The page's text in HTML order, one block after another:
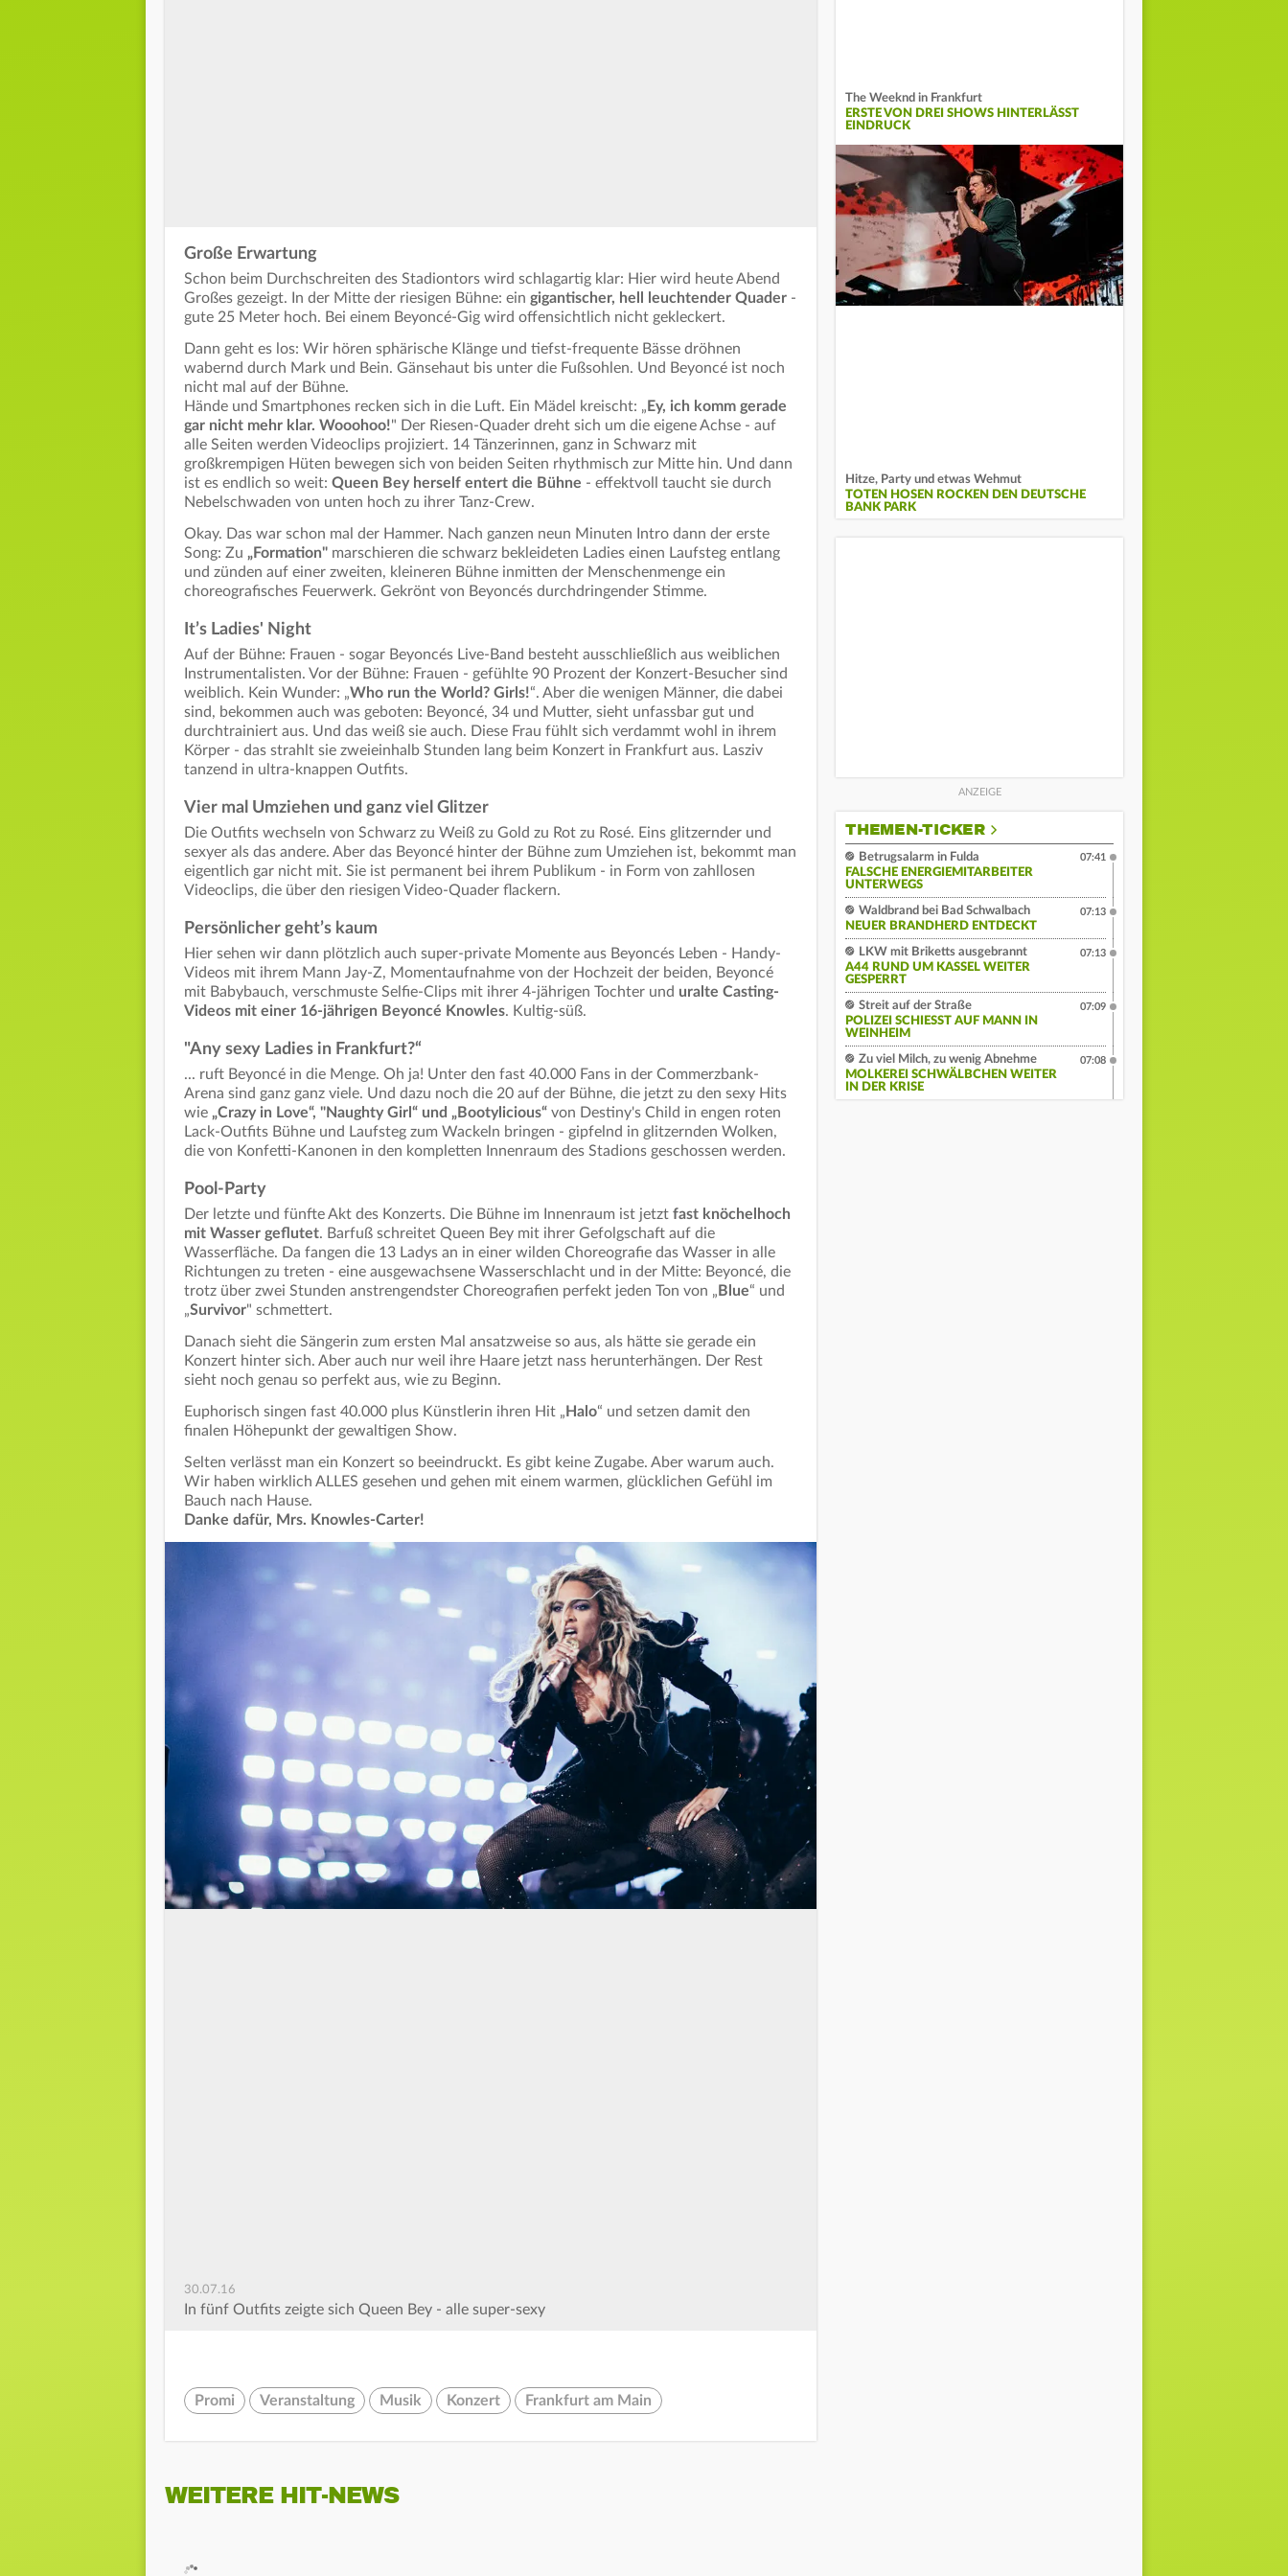
Große Erwartung
Schon beim Durchschreiten des Stadiontors wird schlagartig klar: Hier wird heute Abend
Großes gezeigt. In der Mitte der riesigen Bühne: ein gigantischer, hell leuchtender Quader -
gute 25 Meter hoch. Bei einem Beyoncé-Gig wird offensichtlich nicht gekleckert.
Dann geht es los: Wir hören sphärische Klänge und tiefst-frequente Bässe dröhnen
wabernd durch Mark und Bein. Gänsehaut bis unter die Fußsohlen. Und Beyoncé ist noch
nicht mal auf der Bühne.
Hände und Smartphones recken sich in die Luft. Ein Mädel kreischt: „ Ey, ich komm gerade
gar nicht mehr klar. Wooohoo!" Der Riesen-Quader dreht sich um die eigene Achse - auf
alle Seiten werden Videoclips projiziert. 14 Tänzerinnen, ganz in Schwarz mit
großkrempigen Hüten bewegen sich von beiden Seiten rhythmisch zur Mitte hin. Und dann
ist es endlich so weit: Queen Bey herself entert die Bühne - effektvoll taucht sie durch
Nebelschwaden von unten hoch zu ihrer Tanz-Crew.
Okay. Das war schon mal der Hammer. Nach ganzen neun Minuten Intro dann der erste
Song: Zu „Formation" marschieren die schwarz bekleideten Ladies einen Laufsteg entlang
und zünden auf einer zweiten, kleineren Bühne inmitten der Menschenmenge ein
choreografisches Feuerwerk. Gekrönt von Beyoncés durchdringender Stimme.
It’s Ladies' Night
Auf der Bühne: Frauen - sogar Beyoncés Live-Band besteht ausschließlich aus weiblichen
Instrumentalisten. Vor der Bühne: Frauen - gefühlte 90 Prozent der Konzert-Besucher sind
weiblich. Kein Wunder: „Who run the World? Girls!“. Aber die wenigen Männer, die dabei
sind, bekommen auch was geboten: Beyoncé, 34 und Mutter, sieht unfassbar gut und
durchtrainiert aus. Und das weiß sie auch. Diese Frau fühlt sich verdammt wohl in ihrem
Körper - das strahlt sie zweieinhalb Stunden lang beim Konzert in Frankfurt aus. Lasziv
tanzend in ultra-knappen Outfits.
Vier mal Umziehen und ganz viel Glitzer
Die Outfits wechseln von Schwarz zu Weiß zu Gold zu Rot zu Rosé. Eins glitzernder und
sexyer als das andere. Aber das Beyoncé hinter der Bühne zum Umziehen ist, bekommt man
eigentlich gar nicht mit. Sie ist permanent bei ihrem Publikum - in Form von zahllosen
Videoclips, die über den riesigen Video-Quader flackern.
Persönlicher geht’s kaum
Hier sehen wir dann plötzlich auch super-private Momente aus Beyoncés Leben - Handy-
Videos mit ihrem Mann Jay-Z, Momentaufnahme von der Hochzeit der beiden, Beyoncé
mit Babybauch, verschmuste Selfie-Clips mit ihrer 4-jährigen Tochter und uralte Casting-
Videos mit einer 16-jährigen Beyoncé Knowles. Kultig-süß.
"Any sexy Ladies in Frankfurt?“
... ruft Beyoncé in die Menge. Oh ja! Unter den fast 40.000 Fans in der Commerzbank-
Arena sind ganz ganz viele. Und dazu noch die 20 auf der Bühne, die jetzt zu den sexy Hits
wie „Crazy in Love“, "Naughty Girl“ und „Bootylicious“ von Destiny's Child in engen roten
Lack-Outfits Bühne und Laufsteg zum Wackeln bringen - gipfelnd in glitzernden Wolken,
die von Konfetti-Kanonen in den kompletten Innenraum des Stadions geschossen werden.
Pool-Party
Der letzte und fünfte Akt des Konzerts. Die Bühne im Innenraum ist jetzt fast knöchelhoch
mit Wasser geflutet. Barfuß schreitet Queen Bey mit ihrer Gefolgschaft auf die
Wasserfläche. Da fangen die 13 Ladys an in einer wilden Choreografie das Wasser in alle
Richtungen zu treten - eine ausgewachsene Wasserschlacht und in der Mitte: Beyoncé, die
trotz über zwei Stunden anstrengendster Choreografien perfekt jeden Ton von „ Blue“ und
„Survivor" schmettert.
Danach sieht die Sängerin zum ersten Mal ansatzweise so aus, als hätte sie gerade ein
Konzert hinter sich. Aber auch nur weil ihre Haare jetzt nass herunterhängen. Der Rest
sieht noch genau so perfekt aus, wie zu Beginn.
Euphorisch singen fast 40.000 plus Künstlerin ihren Hit „ Halo“ und setzen damit den
finalen Höhepunkt der gewaltigen Show.
Selten verlässt man ein Konzert so beeindruckt. Es gibt keine Zugabe. Aber warum auch.
Wir haben wirklich ALLES gesehen und gehen mit einem warmen, glücklichen Gefühl im
Bauch nach Hause.
Danke dafür, Mrs. Knowles-Carter!
30.07.16
In fünf Outfits zeigte sich Queen Bey - alle super-sexy
Promi Veranstaltung Musik Konzert Frankfurt am Main
The Weeknd in Frankfurt
ERSTE VON DREI SHOWS HINTERLÄSST
EINDRUCK
Hitze, Party und etwas Wehmut
TOTEN HOSEN ROCKEN DEN DEUTSCHE
BANK PARK
THEMEN-TICKER
Betrugsalarm in Fulda
FALSCHE ENERGIEMITARBEITER
UNTERWEGS
07:41
Waldbrand bei Bad Schwalbach
NEUER BRANDHERD ENTDECKT
07:13
LKW mit Briketts ausgebrannt
A44 RUND UM KASSEL WEITER
GESPERRT
07:13
Streit auf der Straße
POLIZEI SCHIESST AUF MANN IN W
EINHEIM
07:09
Zu viel Milch, zu wenig Abnehme
MOLKEREI SCHWÄLBCHEN WEITER
IN DER KRISE
07:08
WEITERE HIT-NEWS